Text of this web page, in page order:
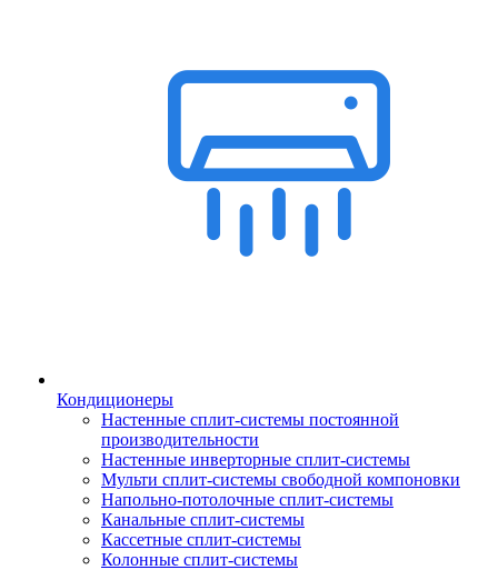
Кондиционеры
Настенные сплит-системы постоянной
производительности
Настенные инверторные сплит-системы
Мульти сплит-системы свободной компоновки
Напольно-потолочные сплит-системы
Канальные сплит-системы
Кассетные сплит-системы
Колонные сплит-системы